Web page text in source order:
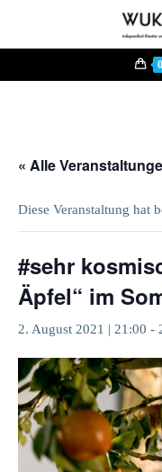
springen
0
« Alle
Diese Veranstaltung hat
#sehr
Äpfel“ im
2. August 2021 | 21:00 -